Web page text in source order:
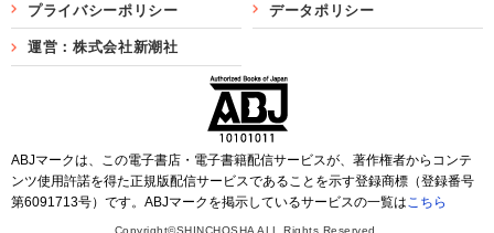
プライバシーポリシー データポリシー
運営：株式会社新潮社
ABJマークは、この電子書店・電子書籍配信サービスが、著作権者からコンテ
ンツ使用許諾を得た正規版配信サービスであることを示す登録商標（登録番号
第6091713号）です。ABJマークを掲示しているサービスの一覧はこちら
Copyright©SHINCHOSHA ALL Rights Reserved.